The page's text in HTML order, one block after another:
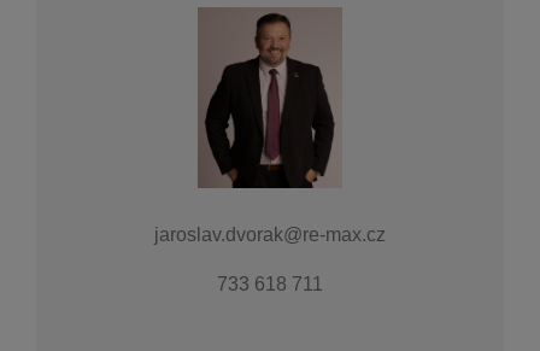
jaroslav.dvorak@re-max.cz
733 618 711